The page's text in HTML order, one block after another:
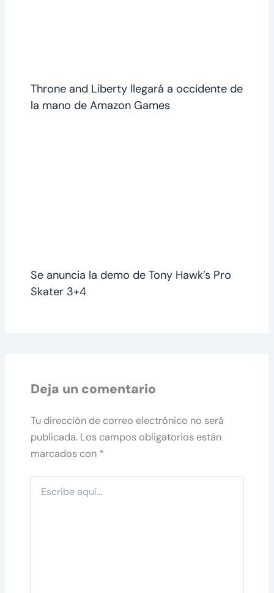
Throne and Liberty llegará a occidente de
la mano de Amazon Games
Se anuncia la demo de Tony Hawk’s Pro
Skater 3+4
Deja un comentario
Tu dirección de correo electrónico no será
publicada. Los campos obligatorios están
marcados con *
aquí...